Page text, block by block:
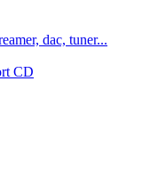
dac, tuner...
CD